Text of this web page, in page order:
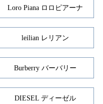
Loro Piana ロロピアーナ
leilian レリアン
Burberry バーバリー
DIESEL ディーゼル